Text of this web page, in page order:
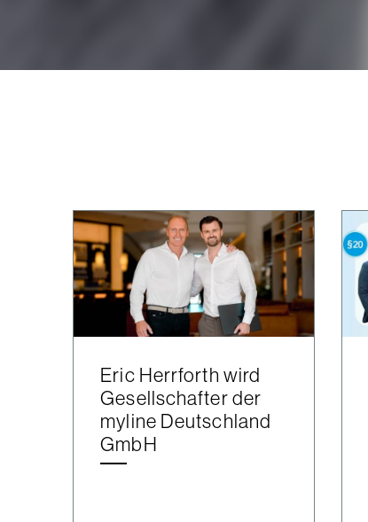
Eric Herrforth wird
Gesellschafter der
myline Deutschland
GmbH